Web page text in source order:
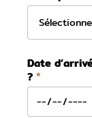
Date
?